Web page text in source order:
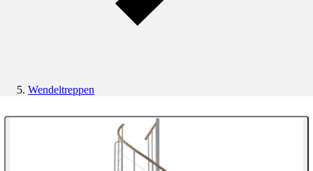
Wendeltreppen